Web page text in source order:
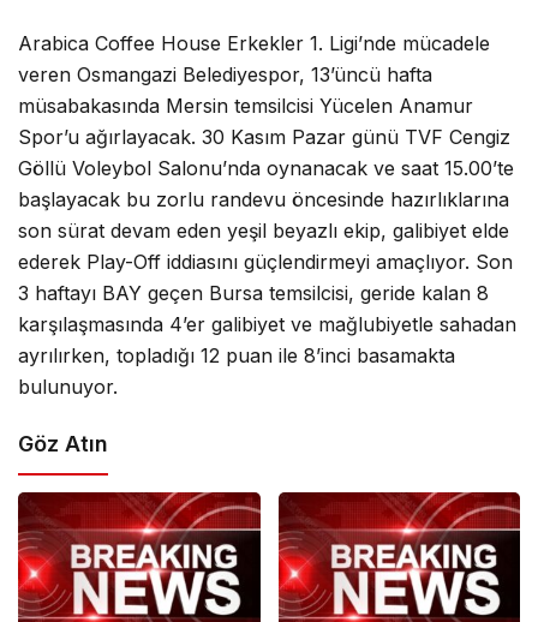
Arabica Coffee House Erkekler 1. Ligi’nde mücadele
veren Osmangazi Belediyespor, 13’üncü hafta
müsabakasında Mersin temsilcisi Yücelen Anamur
Spor’u ağırlayacak. 30 Kasım Pazar günü TVF Cengiz
Göllü Voleybol Salonu’nda oynanacak ve saat 15.00’te
başlayacak bu zorlu randevu öncesinde hazırlıklarına
son sürat devam eden yeşil beyazlı ekip, galibiyet elde
ederek Play-Off iddiasını güçlendirmeyi amaçlıyor. Son
3 haftayı BAY geçen Bursa temsilcisi, geride kalan 8
karşılaşmasında 4’er galibiyet ve mağlubiyetle sahadan
ayrılırken, topladığı 12 puan ile 8’inci basamakta
bulunuyor.
Göz Atın